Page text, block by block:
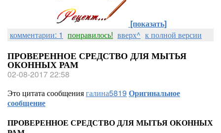
[показать]
комментарии: 1 понравилось! вверх^ к полной версии
ПРОВЕРЕННОЕ СРЕДСТВО ДЛЯ МЫТЬЯ
ОКОННЫХ РАМ
02-08-2017 22:58
Это цитата сообщениягалина5819 Оригинальное
сообщение
ПРОВЕРЕННОЕ СРЕДСТВО ДЛЯ МЫТЬЯ ОКОННЫХ